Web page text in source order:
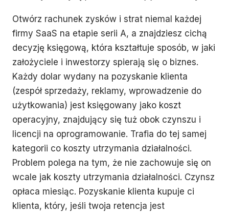
Otwórz rachunek zysków i strat niemal każdej
firmy SaaS na etapie serii A, a znajdziesz cichą
decyzję księgową, która kształtuje sposób, w jaki
założyciele i inwestorzy spierają się o biznes.
Każdy dolar wydany na pozyskanie klienta
(zespół sprzedaży, reklamy, wprowadzenie do
użytkowania) jest księgowany jako koszt
operacyjny, znajdujący się tuż obok czynszu i
licencji na oprogramowanie. Trafia do tej samej
kategorii co koszty utrzymania działalności.
Problem polega na tym, że nie zachowuje się on
wcale jak koszty utrzymania działalności. Czynsz
opłaca miesiąc. Pozyskanie klienta kupuje ci
klienta, który, jeśli twoja retencja jest